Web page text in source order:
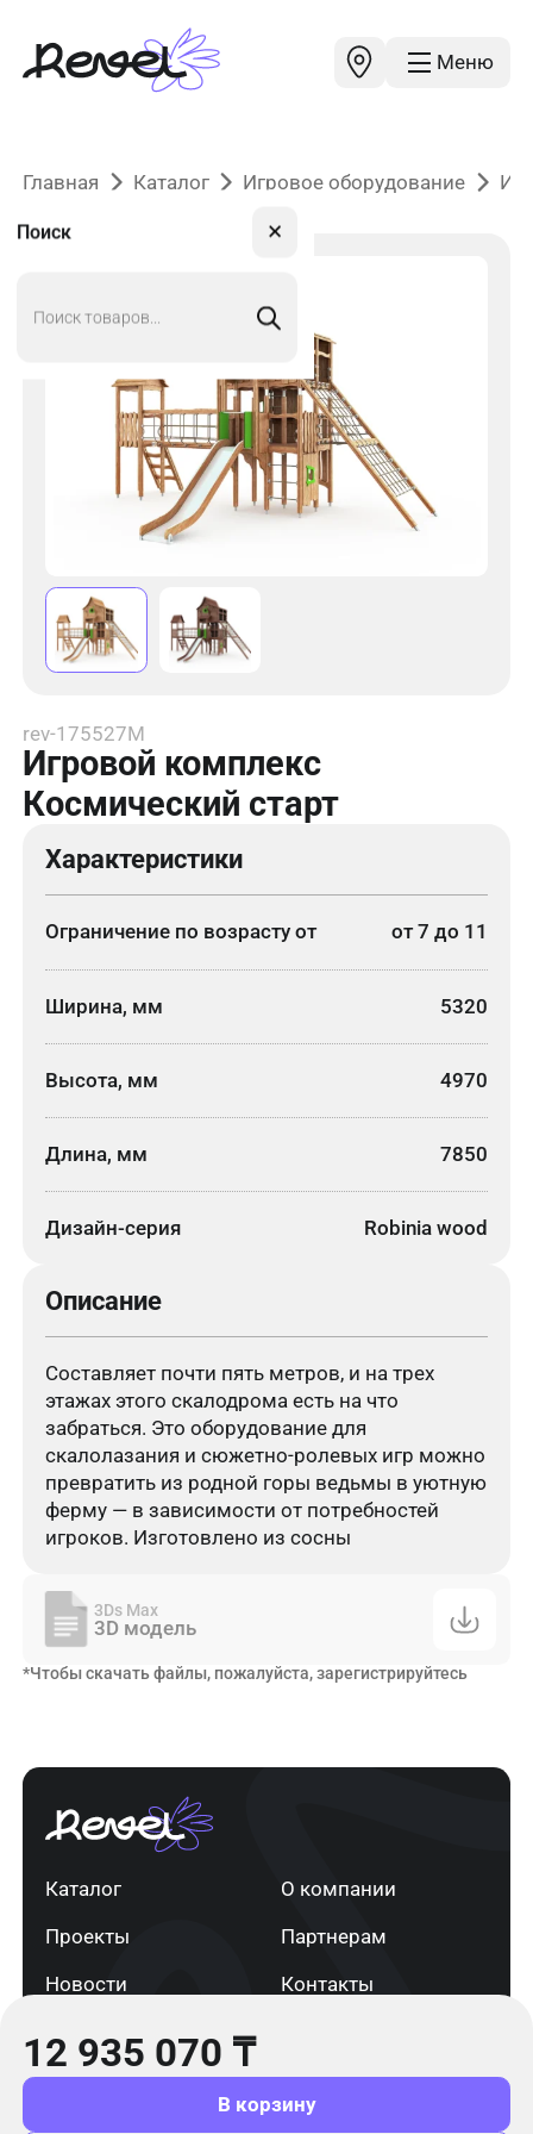
Меню
Поиск ✕
Главная Каталог Игровое оборудование
rev-175527М
Игровой комплекс
Космический старт
Характеристики
Ограничение по возрасту от от 7 до 11
Ширина, мм 5320
Высота, мм 4970
Длина, мм 7850
Дизайн-серия Robinia wood
Описание
Составляет почти пять метров, и на трех
этажах этого скалодрома есть на что
забраться. Это оборудование для
скалолазания и сюжетно-ролевых игр можно
превратить из родной горы ведьмы в уютную
ферму — в зависимости от потребностей
игроков. Изготовлено из сосны
3Ds Max
3D модель
*Чтобы скачать файлы, пожалуйста, зарегистрируйтесь
12 935 070 ₸
В корзину
Каталог
О компании
Проекты
Партнерам
Новости
Контакты
г. Астана
+7 705 820 91 13